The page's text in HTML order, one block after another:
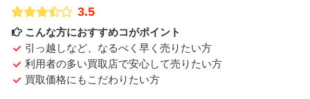
3.5
こんな方におすすめコがポイント
引っ越しなど、なるべく早く売りたい方
利用者の多い買取店で安心して売りたい方
買取価格にもこだわりたい方